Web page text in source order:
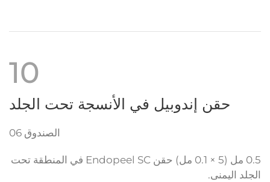
10
حقن إندوبيل في الأنسجة تحت الجلد
الصندوق 06
0.5 مل (5 × 0.1 مل) حقن Endopeel SC في المنطقة تحت
الجلد اليمنى.